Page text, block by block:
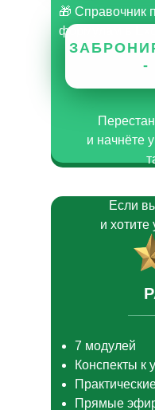
-
🎁 Справочник
формулам в
Если
и хотите
и начнёте
7 модулей
Конспекты к
Прямые